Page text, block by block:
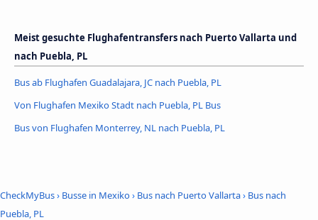
Meist gesuchte Flughafentransfers nach Puerto Vallarta und
nach Puebla, PL
Bus ab Flughafen Guadalajara, JC nach Puebla, PL
Von Flughafen Mexiko Stadt nach Puebla, PL Bus
Bus von Flughafen Monterrey, NL nach Puebla, PL
CheckMyBus› Busse in Mexiko› Bus nach Puerto Vallarta› Bus nach
Puebla, PL